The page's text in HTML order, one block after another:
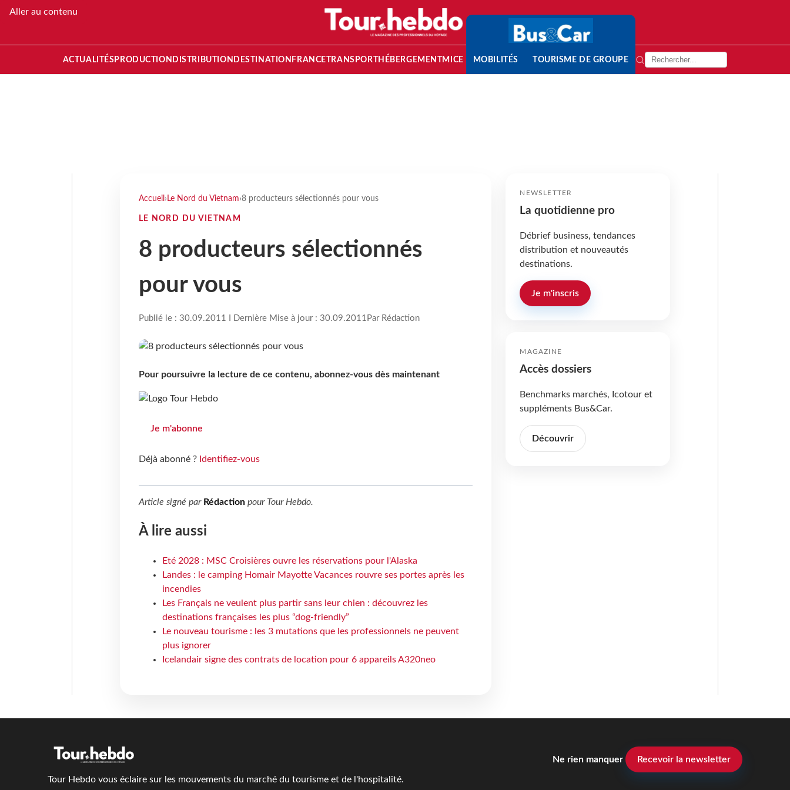
Aller au contenu
ACTUALITÉS PRODUCTION DISTRIBUTION DESTINATION FRANCETRANSPORT HÉBERGEMENTMICE MOBILITÉS TOURISME DE GROUPE
Accueil › Le Nord du Vietnam›8 producteurs sélectionnés pour vous
LE NORD DU VIETNAM
8 producteurs sélectionnés
pour vous
Publié le : 30.09.2011 I Dernière Mise à jour : 30.09.2011 Par Rédaction
Pour poursuivre la lecture de ce contenu, abonnez-vous dès maintenant
Je m'abonne
Déjà abonné ? Identifiez-vous
Article signé par Rédactionpour Tour Hebdo.
À lire aussi
Eté 2028 : MSC Croisières ouvre les réservations pour l'Alaska
Landes : le camping Homair Mayotte Vacances rouvre ses portes après les
incendies
Les Français ne veulent plus partir sans leur chien : découvrez les
destinations françaises les plus “dog-friendly”
Le nouveau tourisme : les 3 mutations que les professionnels ne peuvent
plus ignorer
Icelandair signe des contrats de location pour 6 appareils A320neo
NEWSLETTER
La quotidienne pro
Débrief business, tendances
distribution et nouveautés
destinations.
Je m'inscris
MAGAZINE
Accès dossiers
Benchmarks marchés, Icotour et
suppléments Bus&Car.
Découvrir
Tour Hebdo vous éclaire sur les mouvements du marché du tourisme et de l'hospitalité.
Ne rien manquer Recevoir la newsletter